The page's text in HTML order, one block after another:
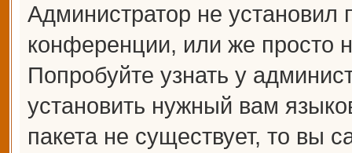
Администратор не установил
конференции, или же просто
Попробуйте узнать у
установить нужный вам
пакета не существует, то вы